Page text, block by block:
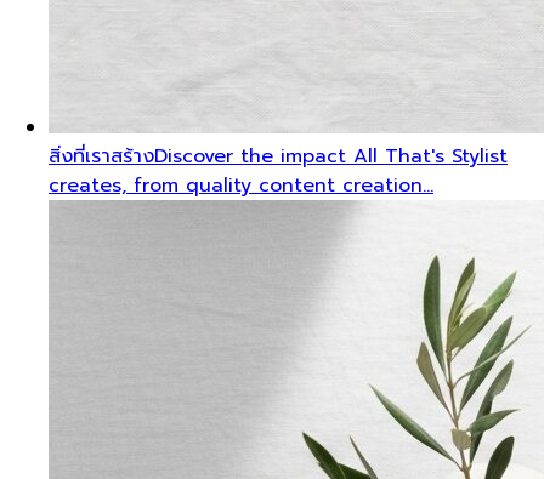
สิ่งที่เราสร้างDiscover the impact All That's Stylist
creates, from quality content creation…